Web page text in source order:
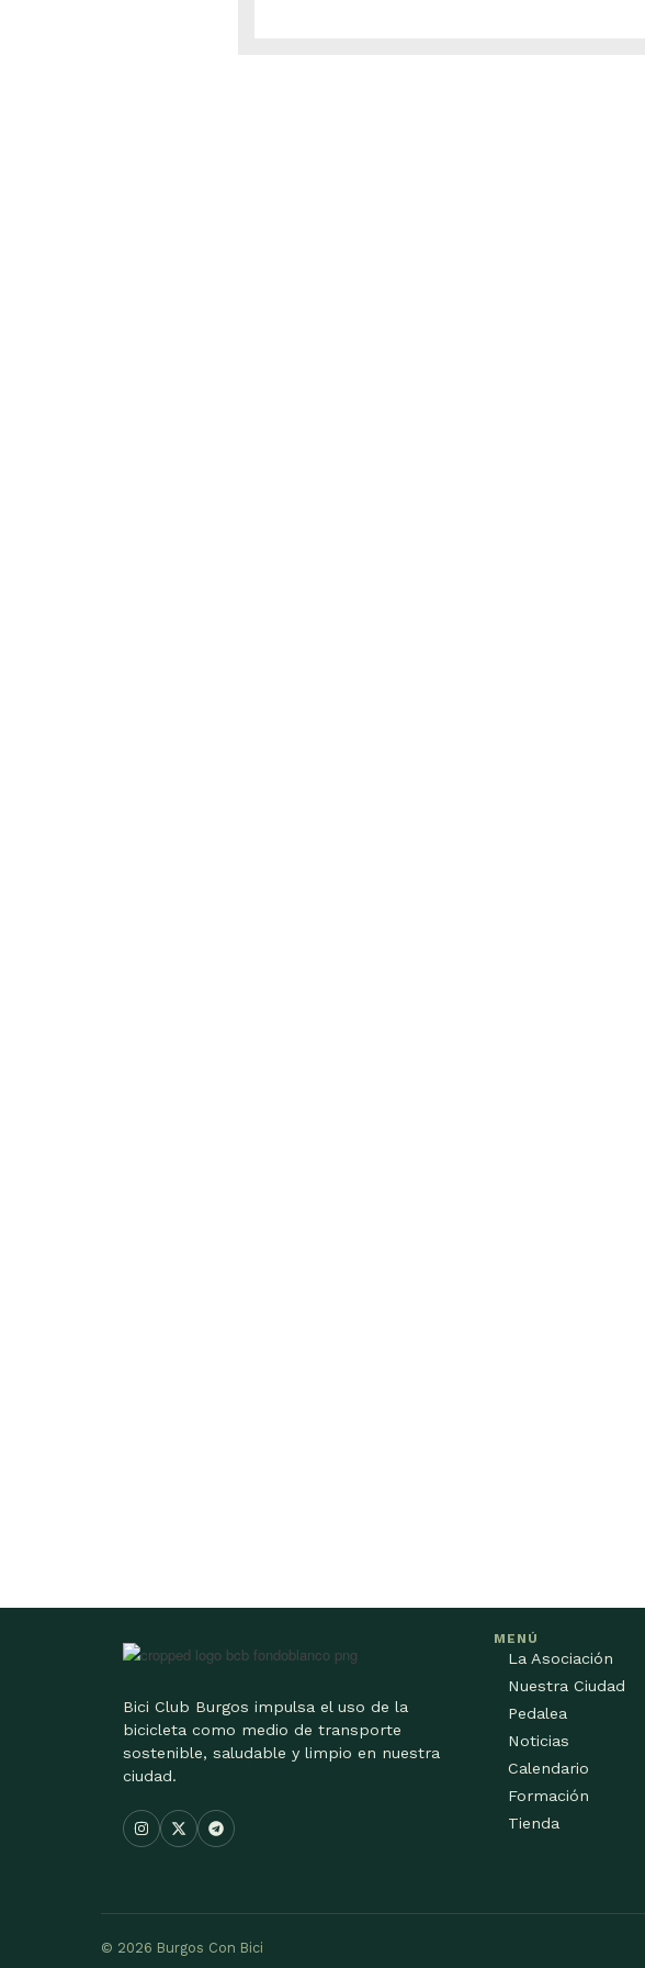
Bici Club Burgos impulsa el uso de la
bicicleta como medio de transporte
sostenible, saludable y limpio en nuestra
ciudad.
MENÚ
La Asociación
Nuestra Ciudad
Pedalea
Noticias
Calendario
Formación
Tienda
© 2026 Burgos Con Bici